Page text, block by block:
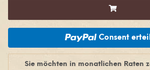
Consent
Sie möchten in monatlichen Raten